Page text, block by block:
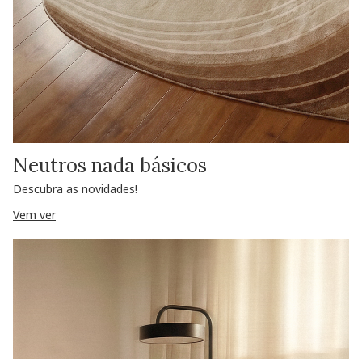
Neutros nada básicos
Descubra as novidades!
Vem ver